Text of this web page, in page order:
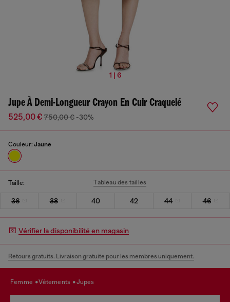
1 | 6
Jupe À Demi-Longueur Crayon En Cuir Craquelé
525,00 € 750,00 € -30%
Couleur: Jaune
Taille: Tableau des tailles
36 38 40 42 44 46
Vérifier la disponibilité en magasin
Retours gratuits. Livraison gratuite pour les membres uniquement.
femme vêtements jupes